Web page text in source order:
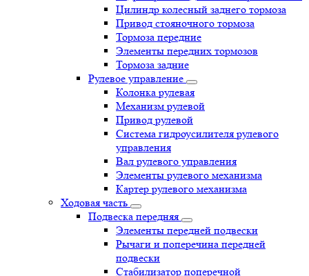
Цилиндр колесный заднего тормоза
Привод стояночного тормоза
Тормоза передние
Элементы передних тормозов
Тормоза задние
Рулевое управление
Колонка рулевая
Механизм рулевой
Привод рулевой
Система гидроусилителя рулевого
управления
Вал рулевого управления
Элементы рулевого механизма
Картер рулевого механизма
Ходовая часть
Подвеска передняя
Элементы передней подвески
Рычаги и поперечина передней
подвески
Стабилизатор поперечной